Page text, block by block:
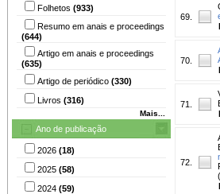
Folhetos (933)
Resumo em anais e proceedings
(644)
Artigo em anais e proceedings
(635)
Artigo de periódico (330)
Livros (316)
Mais...
Ano de publicação
2026 (18)
2025 (58)
2024 (59)
69.
70.
71.
72.